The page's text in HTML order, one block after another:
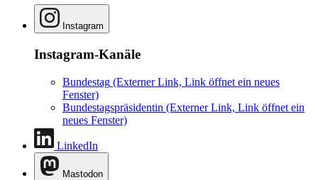
Instagram
Instagram-Kanäle
Bundestag (Externer Link, Link öffnet ein neues
Fenster)
Bundestagspräsidentin (Externer Link, Link öffnet ein
neues Fenster)
LinkedIn
Mastodon